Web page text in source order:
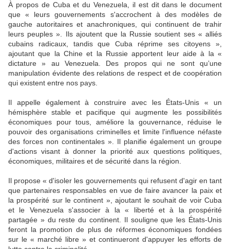
À propos de Cuba et du Venezuela, il est dit dans le document
que « leurs gouvernements s'accrochent à des modèles de
gauche autoritaires et anachroniques, qui continuent de trahir
leurs peuples ». Ils ajoutent que la Russie soutient ses « alliés
cubains radicaux, tandis que Cuba réprime ses citoyens »,
ajoutant que la Chine et la Russie apportent leur aide à la «
dictature » au Venezuela. Des propos qui ne sont qu’une
manipulation évidente des relations de respect et de coopération
qui existent entre nos pays.
Il appelle également à construire avec les États-Unis « un
hémisphère stable et pacifique qui augmente les possibilités
économiques pour tous, améliore la gouvernance, réduise le
pouvoir des organisations criminelles et limite l'influence néfaste
des forces non continentales ». Il planifie également un groupe
d'actions visant à donner la priorité aux questions politiques,
économiques, militaires et de sécurité dans la région.
Il propose « d'isoler les gouvernements qui refusent d'agir en tant
que partenaires responsables en vue de faire avancer la paix et
la prospérité sur le continent », ajoutant le souhait de voir Cuba
et le Venezuela s'associer à la « liberté et à la prospérité
partagée » du reste du continent. Il souligne que les États-Unis
feront la promotion de plus de réformes économiques fondées
sur le « marché libre » et continueront d'appuyer les efforts de